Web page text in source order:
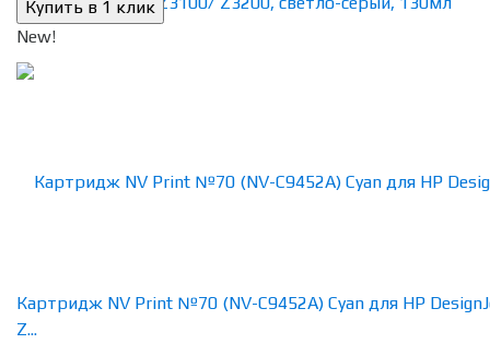
New!
Картридж NV Print №70 (NV-C9452A) Cyan для HP
Z...